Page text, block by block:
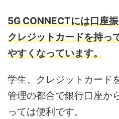
5G CONNECTには口座
クレジットカードを持っ
やすくなっています。
学生、クレジットカード
管理の都合で銀行口座か
っては便利です。